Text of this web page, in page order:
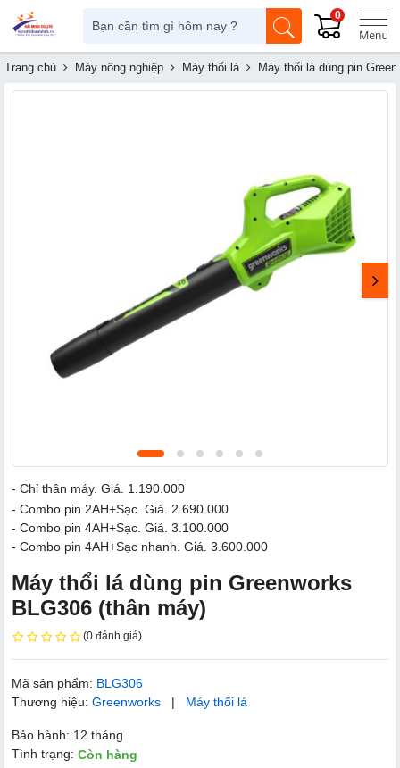
0
Trang chủ Máy nông nghiệp Máy thổi lá Máy thổi lá dùng pin
- Chỉ thân máy. Giá. 1.190.000
- Combo pin 2AH+Sạc. Giá. 2.690.000
- Combo pin 4AH+Sạc. Giá. 3.100.000
- Combo pin 4AH+Sạc nhanh. Giá. 3.600.000
Máy thổi lá dùng pin Greenworks
BLG306 (thân máy)
(0 đánh giá)
Mã sản phẩm: BLG306
Thương hiệu: Greenworks | Máy thổi lá
Bảo hành: 12 tháng
Tình trạng: Còn hàng